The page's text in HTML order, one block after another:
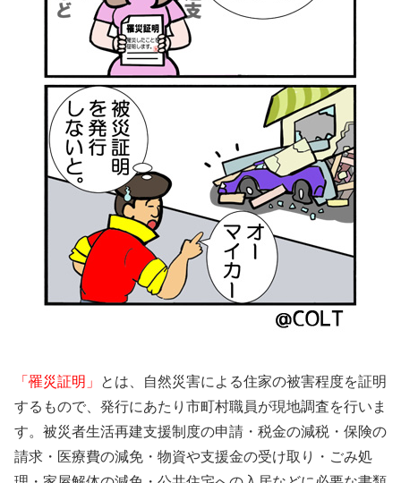
「罹災証明」
とは、自然災害による住家の被害程度を証明
するもので、発行にあたり市町村職員が現地調査を行いま
す。被災者生活再建支援制度の申請・税金の減税・保険の
請求・医療費の減免・物資や支援金の受け取り・ごみ処